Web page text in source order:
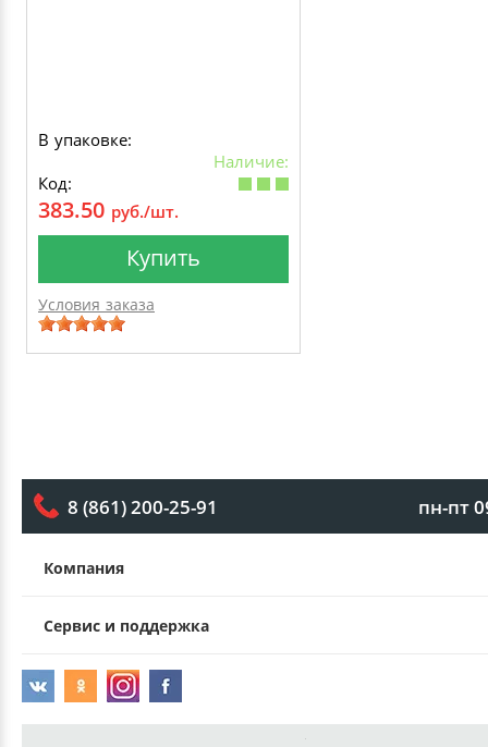
В упаковке:
Наличие:
Код:
383.50 руб./шт.
Купить
Условия заказа
8 (861) 200-25-91 пн-пт
Компания
Сервис и поддержка